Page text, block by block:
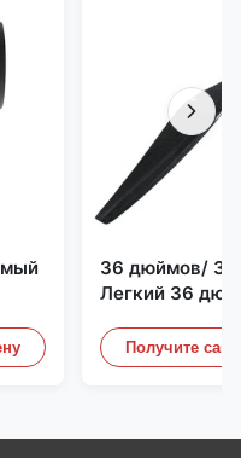
для
36 дюймов/
Легкий 36
Пропеллерные
Дронного
Получите